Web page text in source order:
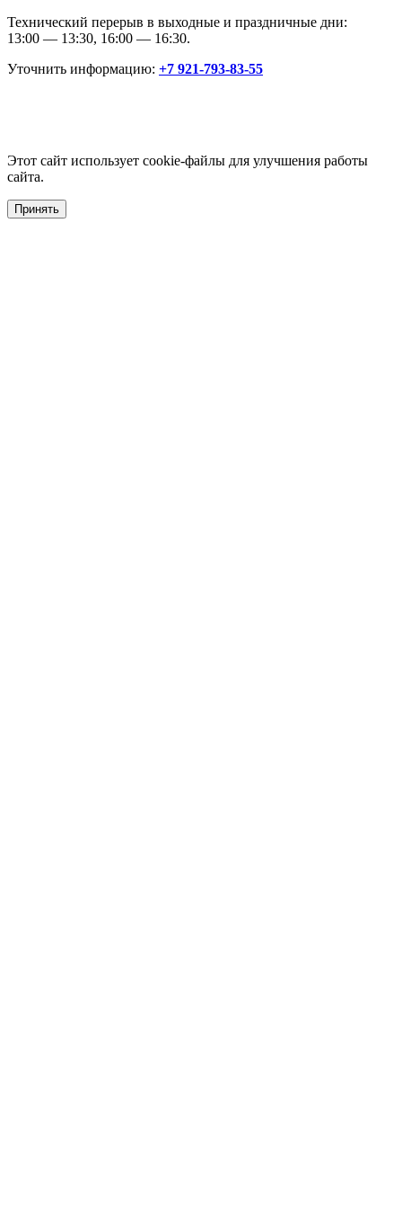
Технический перерыв в выходные и праздничные дни:
13:00 — 13:30, 16:00 — 16:30.
Уточнить информацию: +7 921-793-83-55
Этот сайт использует cookie-файлы для улучшения работы
сайта.
Принять